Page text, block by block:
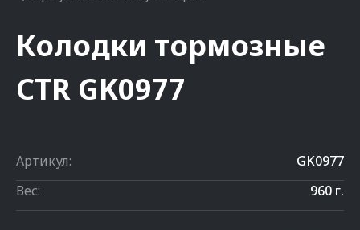
Колодки тормозные
CTR GK0977
Артикул:
GK0977
Вес:
960 г.